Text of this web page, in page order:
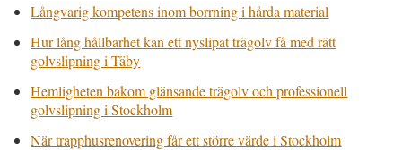
Långvarig kompetens inom borrning i hårda material
Hur lång hållbarhet kan ett nyslipat trägolv få med rätt
golvslipning i Täby
Hemligheten bakom glänsande trägolv och professionell
golvslipning i Stockholm
När trapphusrenovering får ett större värde i Stockholm